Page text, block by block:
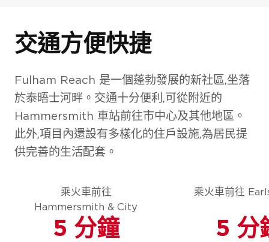
交通方便快捷
Fulham Reach 是一個蓬勃發展的新社區,坐落
於泰晤士河畔。交通十分便利,可從附近的
Hammersmith 車站前往市中心及其他地區。
此外,項目內還設有多樣化的住戶設施,為居民提
供完善的生活配套。
乘火車前往
Hammersmith & City
5 分鐘
乘火車前往
5 分